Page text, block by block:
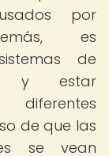
por
es
de
y estar
de que las
se vean